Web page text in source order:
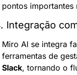
pontos importantes
Integração
Miro AI se integra
ferramentas de
Slack, tornando o